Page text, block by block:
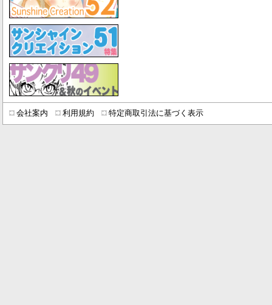
会社案内 利用規約 特定商取引法に基づく表示